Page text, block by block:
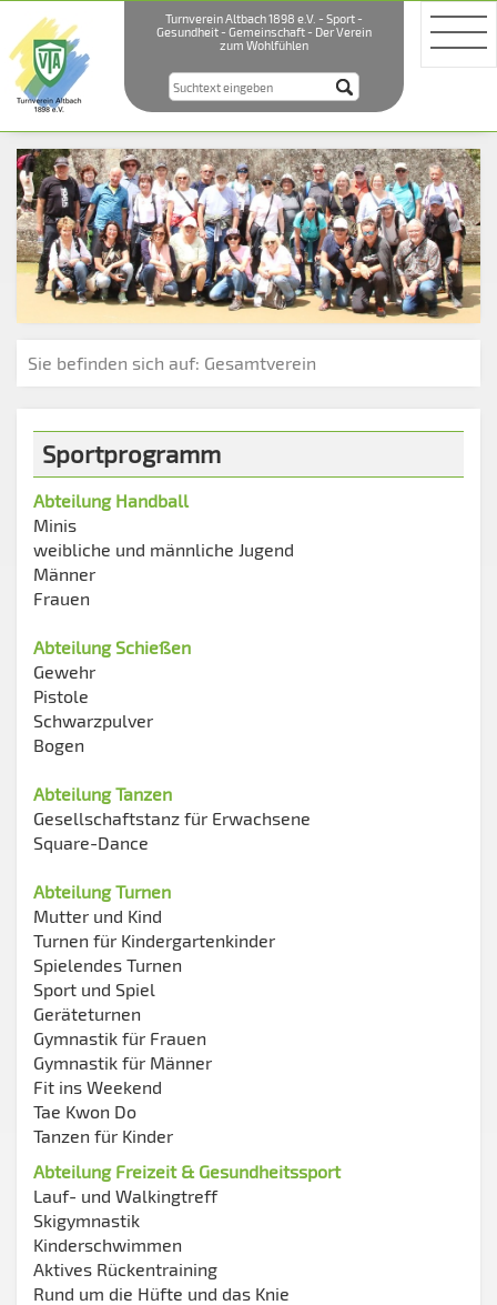
Turnverein Altbach 1898 e.V. - Sport -
Gesundheit - Gemeinschaft - Der Verein
zum Wohlfühlen
Sie befinden sich auf: Gesamtverein
Sportprogramm
Abteilung Handball
Minis
weibliche und männliche Jugend
Männer
Frauen
Abteilung Schießen
Gewehr
Pistole
Schwarzpulver
Bogen
Abteilung Tanzen
Gesellschaftstanz für Erwachsene
Square-Dance
Abteilung Turnen
Mutter und Kind
Turnen für Kindergartenkinder
Spielendes Turnen
Sport und Spiel
Geräteturnen
Gymnastik für Frauen
Gymnastik für Männer
Fit ins Weekend
Tae Kwon Do
Tanzen für Kinder
Abteilung Freizeit & Gesundheitssport
Lauf- und Walkingtreff
Skigymnastik
Kinderschwimmen
Aktives Rückentraining
Rund um die Hüfte und das Knie